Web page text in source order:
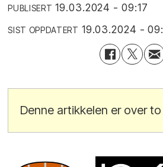
PUBLISERT 19.03.2024 - 09:17
SIST OPPDATERT 19.03.2024 -
Denne artikkelen er over